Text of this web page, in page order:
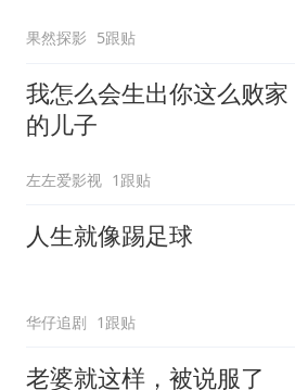
果然探影 5跟贴
我怎么会生出你这么败家
的儿子
左左爱影视 1跟贴
人生就像踢足球
华仔追剧 1跟贴
老婆就这样，被说服了